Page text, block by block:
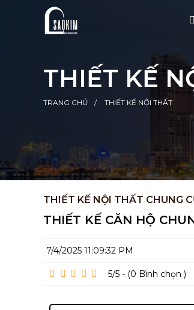
THIẾT KẾ
TRANG CHỦ THIẾT KẾ NỘI THẤT
THIẾT KẾ NỘI THẤT CHUNG
THIẾT KẾ CĂN HỘ
7/4/2025 11:09:32 PM
5/5 - (0 Bình chọn )